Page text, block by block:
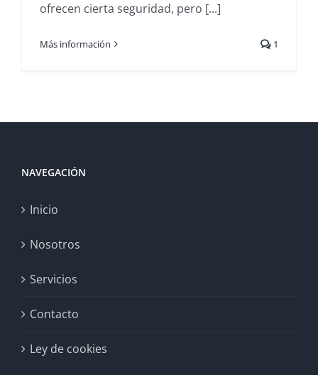
ofrecen cierta seguridad, pero [...]
Más información 1
NAVEGACIÓN
Inicio
Nosotros
Servicios
Contacto
Ley de cookies